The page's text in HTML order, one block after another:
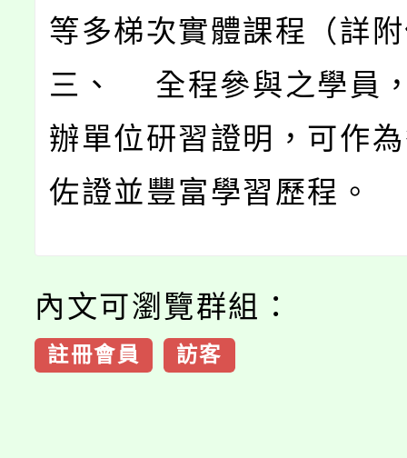
等多梯次實體課程（詳
三、 全程參與之學員
辦單位研習證明，可作
佐證並豐富學習歷程。
內文可瀏覽群組：
註冊會員 訪客